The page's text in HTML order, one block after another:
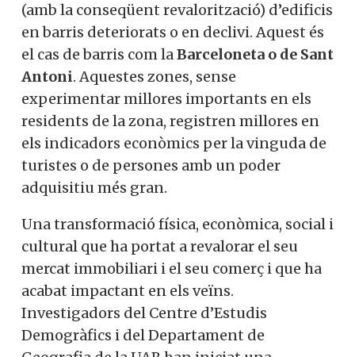
(amb la conseqüent revalorització) d’edificis
en barris deteriorats o en declivi. Aquest és
el cas de barris com laBarceloneta o de Sant
Antoni. Aquestes zones, sense
experimentar millores importants en els
residents de la zona, registren millores en
els indicadors econòmics per la vinguda de
turistes o de persones amb un poder
adquisitiu més gran.
Una transformació física, econòmica, social i
cultural que ha portat a revalorar el seu
mercat immobiliari i el seu comerç i que ha
acabat impactant en els veïns.
Investigadors del Centre d’Estudis
Demogràfics i del Departament de